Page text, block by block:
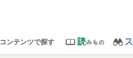
コンテンツで探す 読みもの ス